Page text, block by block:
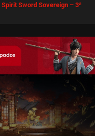
Spirit Sword Sovereign – 3ª